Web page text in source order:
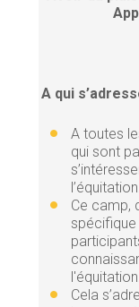
A qui
A toutes
qui sont
l’équitation.
Ce camp,
l'équitation.
Cela